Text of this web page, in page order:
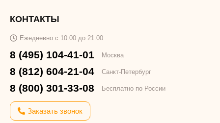
КОНТАКТЫ
Ежедневно с 10:00 до 21:00
8 (495) 104-41-01 Москва
8 (812) 604-21-04 Санкт-Петербург
8 (800) 301-33-08 Бесплатно по России
Заказать звонок